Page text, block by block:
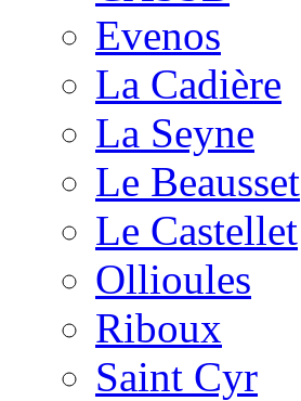
Evenos
La Cadière
La Seyne
Le Beausset
Le Castellet
Ollioules
Riboux
Saint Cyr